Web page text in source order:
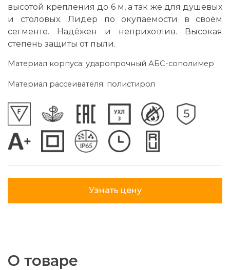
высотой крепления до 6 м, а так же для душевых
и столовых. Лидер по окупаемости в своём
сегменте. Надёжен и неприхотлив. Высокая
степень защиты от пыли.
Материал корпуса: ударопрочный АБС-сополимер
Материал рассеивателя: полистирол
Узнать цену
О товаре